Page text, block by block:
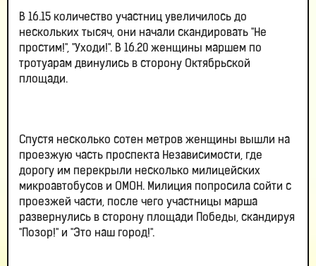
В 16.15 количество участниц увеличилось до
нескольких тысяч, они начали скандировать "Не
простим!", "Уходи!". В 16.20 женщины маршем по
тротуарам двинулись в сторону Октябрьской
площади.
Спустя несколько сотен метров женщины вышли на
проезжую часть проспекта Независимости, где
дорогу им перекрыли несколько милицейских
микроавтобусов и ОМОН. Милиция попросила сойти с
проезжей части, после чего участницы марша
развернулись в сторону площади Победы, скандируя
"Позор!" и "Это наш город!".